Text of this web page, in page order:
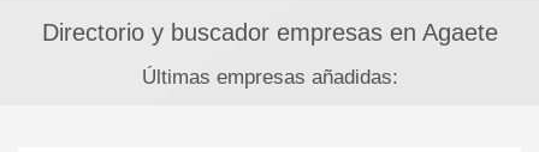
Directorio y buscador empresas en Agaete
Últimas empresas añadidas: